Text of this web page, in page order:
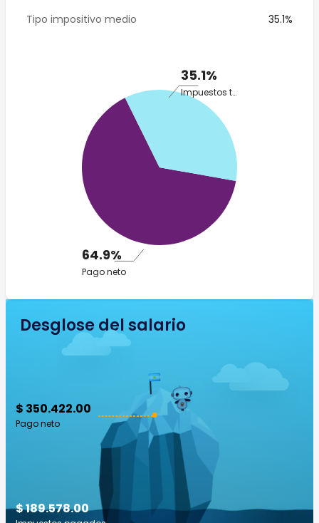
Tipo impositivo medio
35.1%
35.1%
Impuestos totales
64.9%
Pago neto
Desglose del salario
$ 350.422.00
Pago neto
$ 189.578.00